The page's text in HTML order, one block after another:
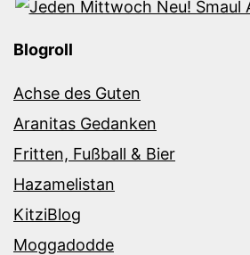
Blogroll
Achse des Guten
Aranitas Gedanken
Fritten, Fußball & Bier
Hazamelistan
KitziBlog
Moggadodde